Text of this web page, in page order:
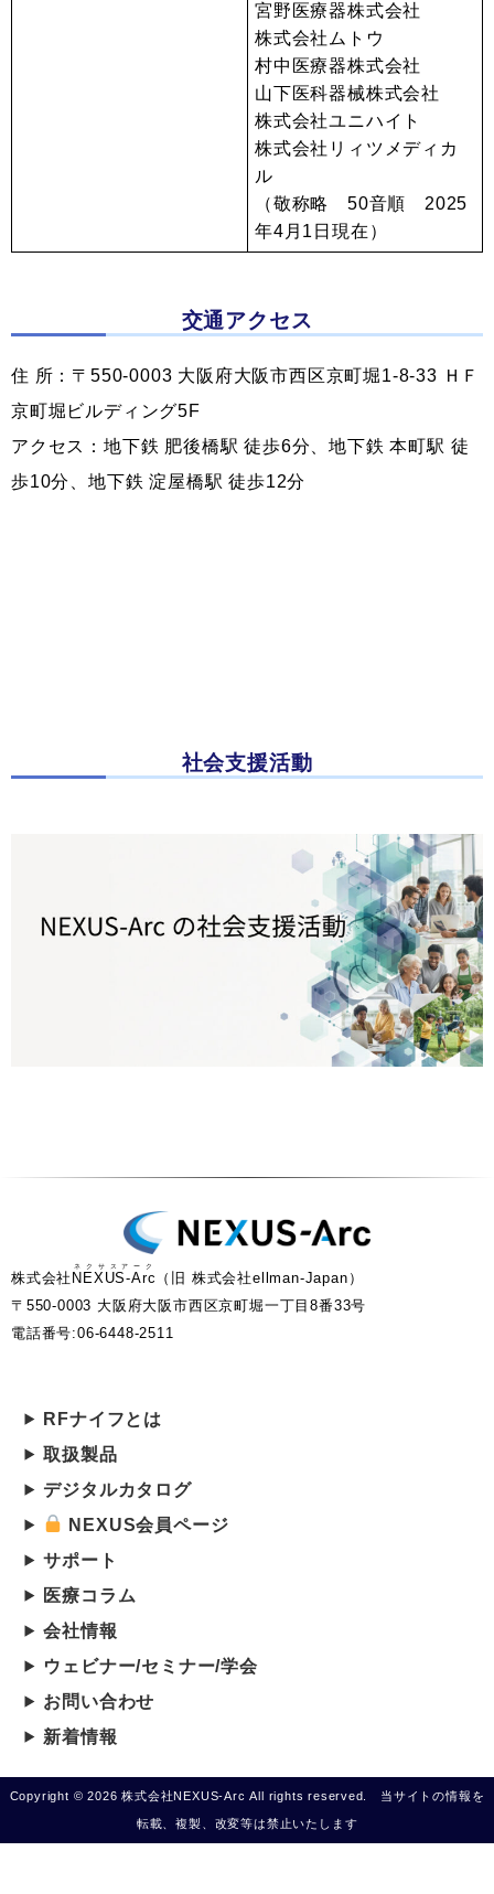
宮野医療器株式会社
株式会社ムトウ
村中医療器株式会社
山下医科器械株式会社
株式会社ユニハイト
株式会社リィツメディカ
ル
（敬称略 50音順 2025
年4月1日現在）
交通アクセス
住 所：〒550-0003 大阪府大阪市西区京町堀1-8-33 ＨＦ
京町堀ビルディング5F
アクセス：地下鉄 肥後橋駅 徒歩6分、地下鉄 本町駅 徒
歩10分、地下鉄 淀屋橋駅 徒歩12分
社会支援活動
株式会社 NEXUS-Arc
ネクサスアーク
（旧 株式会社ellman-Japan）
〒550-0003 大阪府大阪市西区京町堀一丁目8番33号
電話番号:06-6448-2511
RFナイフとは
取扱製品
デジタルカタログ
NEXUS会員ページ
サポート
医療コラム
会社情報
ウェビナー/セミナー/学会
お問い合わせ
新着情報
Copyright © 2026 株式会社NEXUS-Arc All rights reserved. 当サイトの情報を
転載、複製、改変等は禁止いたします